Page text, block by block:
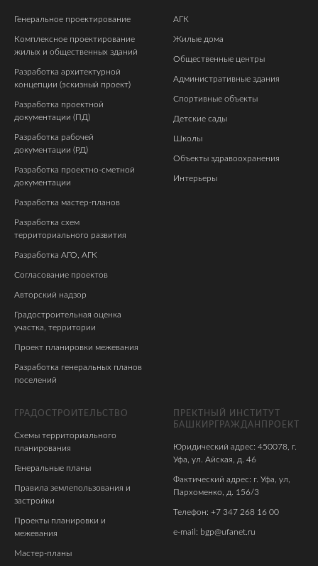
Генеральное проектирование
Комплексное проектирование
жилых и общественных зданий
Разработка архитектурной
концепции (эскизный проект)
Разработка проектной
документации (ПД)
Разработка рабочей
документации (РД)
Разработка проектно-сметной
документации
Разработка мастер-планов
Разработка схем
территориального развития
Разработка АГО, АГК
Согласование проектов
Авторский надзор
Градостроительная оценка
участка, территории
Проект планировки межевания
Разработка генеральных планов
поселений
АГК
Жилые дома
Общественные центры
Административные здания
Спортивные объекты
Детские сады
Школы
Объекты здравоохранения
Интерьеры
ГРАДОСТРОИТЕЛЬСТВО
Схемы территориального
планирования
Генеральные планы
Правила землепользования и
застройки
Проекты планировки и
межевания
Мастер-планы
ПРЕКТНЫЙ ИНСТИТУТ
БАШКИРГРАЖДАНПРОЕКТ
Юридический адрес: 450078, г.
Уфа, ул. Айская, д. 46
Фактический адрес: г. Уфа, ул,
Пархоменко, д. 156/3
Телефон: +7 347 268 16 00
e-mail: bgp@ufanet.ru